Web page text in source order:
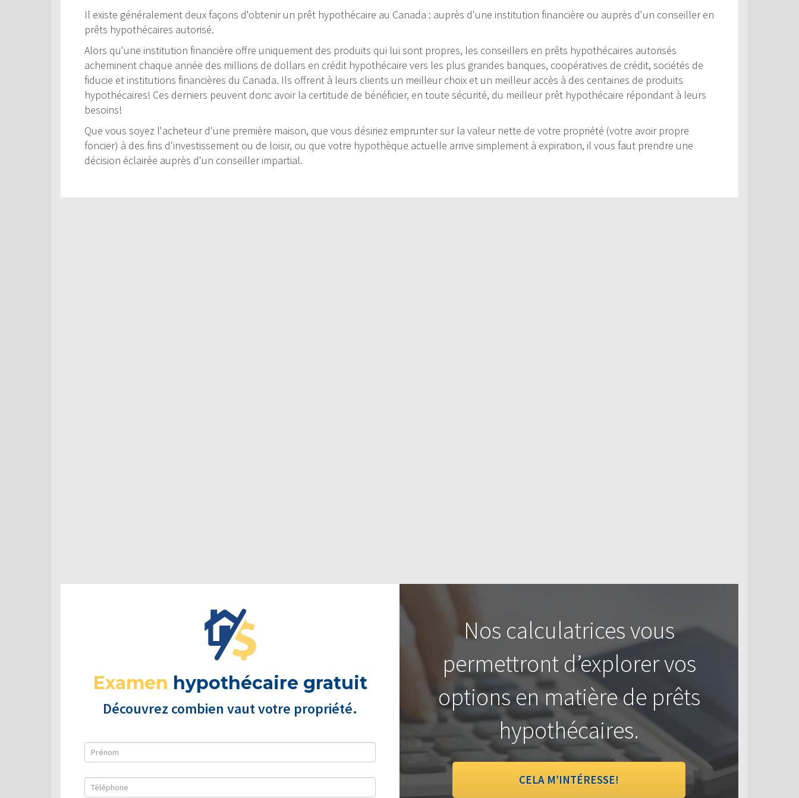
Il existe généralement deux façons d'obtenir un prêt hypothécaire au Canada : auprès d'une institution financière ou auprès d'un conseiller en
prêts hypothécaires autorisé.
Alors qu'une institution financière offre uniquement des produits qui lui sont propres, les conseillers en prêts hypothécaires autorisés
acheminent chaque année des millions de dollars en crédit hypothécaire vers les plus grandes banques, coopératives de crédit, sociétés de
fiducie et institutions financières du Canada. Ils offrent à leurs clients un meilleur choix et un meilleur accès à des centaines de produits
hypothécaires! Ces derniers peuvent donc avoir la certitude de bénéficier, en toute sécurité, du meilleur prêt hypothécaire répondant à leurs
besoins!
Que vous soyez l'acheteur d'une première maison, que vous désiriez emprunter sur la valeur nette de votre propriété (votre avoir propre
foncier) à des fins d'investissement ou de loisir, ou que votre hypothèque actuelle arrive simplement à expiration, il vous faut prendre une
décision éclairée auprès d'un conseiller impartial.
Examen hypothécaire gratuit
Découvrez combien vaut votre propriété.
Nos calculatrices vous
permettront d’explorer vos
options en matière de prêts
hypothécaires.
CELA M’INTÉRESSE!